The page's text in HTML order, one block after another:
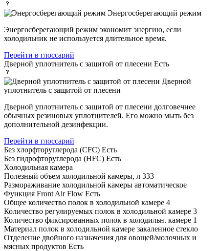
Энергосберегающий режим
Энергосберегающий режим экономит энергию, если
холодильник не используется длительное время.
Перейти в глоссарий
Дверной уплотнитель с защитой от плесени Есть
Дверной
уплотнитель с защитой от плесени
Дверной уплотнитель с защитой от плесени долговечнее
обычных резиновых уплотнителей. Его можно мыть без
дополнительной дезинфекции.
Перейти в глоссарий
Без хлорфторуглерода (CFC) Есть
Без гидрофторуглерода (HFC) Есть
Холодильная камера
Полезный объем холодильной камеры, л 333
Размораживание холодильной камеры автоматическое
Функция Front Air Flow Есть
Общее количество полок в холодильной камере 4
Количество регулируемых полок в холодильной камере 3
Количество фиксированных полок в холодильн. камере 1
Материал полок в холодильной камере закаленное стекло
Отделение двойного назначения для овощей/молочных и
мясных продуктов Есть